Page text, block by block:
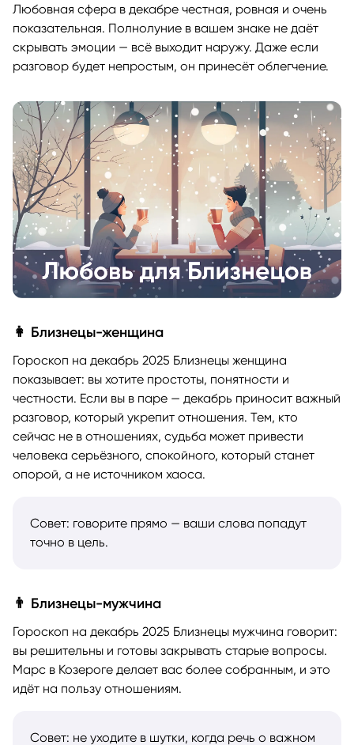
Любовная сфера в декабре честная, ровная и очень
показательная. Полнолуние в вашем знаке не даёт
скрывать эмоции — всё выходит наружу. Даже если
разговор будет непростым, он принесёт облегчение.
👩 Близнецы-женщина
Гороскоп на декабрь 2025 Близнецы женщина
показывает: вы хотите простоты, понятности и
честности. Если вы в паре — декабрь приносит важный
разговор, который укрепит отношения. Тем, кто
сейчас не в отношениях, судьба может привести
человека серьёзного, спокойного, который станет
опорой, а не источником хаоса.
Совет: говорите прямо — ваши слова попадут
точно в цель.
👨 Близнецы-мужчина
Гороскоп на декабрь 2025 Близнецы мужчина говорит:
вы решительны и готовы закрывать старые вопросы.
Марс в Козероге делает вас более собранным, и это
идёт на пользу отношениям.
Совет: не уходите в шутки, когда речь о важном